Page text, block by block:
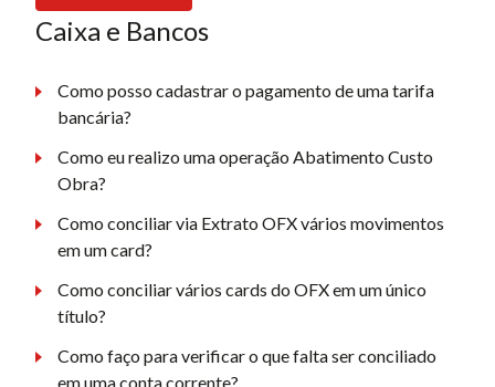
Caixa e Bancos
Como posso cadastrar o pagamento de uma tarifa
bancária?
Como eu realizo uma operação Abatimento Custo
Obra?
Como conciliar via Extrato OFX vários movimentos
em um card?
Como conciliar vários cards do OFX em um único
título?
Como faço para verificar o que falta ser conciliado
em uma conta corrente?